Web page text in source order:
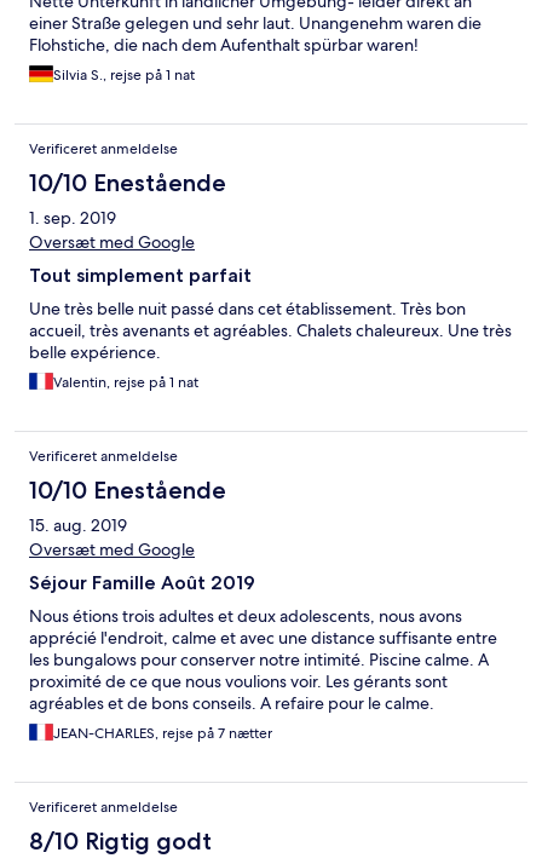
einer Straße gelegen und sehr laut. Unangenehm waren die
Flohstiche, die nach dem Aufenthalt spürbar waren!
Silvia S., rejse på 1 nat
Verificeret anmeldelse
10/10 Enestående
1. sep. 2019
Oversæt med Google
Tout simplement parfait
Une très belle nuit passé dans cet établissement. Très bon
accueil, très avenants et agréables. Chalets chaleureux. Une très
belle expérience.
Valentin, rejse på 1 nat
Verificeret anmeldelse
10/10 Enestående
15. aug. 2019
Oversæt med Google
Séjour Famille Août 2019
Nous étions trois adultes et deux adolescents, nous avons
apprécié l'endroit, calme et avec une distance suffisante entre
les bungalows pour conserver notre intimité. Piscine calme. A
proximité de ce que nous voulions voir. Les gérants sont
agréables et de bons conseils. A refaire pour le calme.
JEAN-CHARLES, rejse på 7 nætter
Verificeret anmeldelse
8/10 Rigtig godt